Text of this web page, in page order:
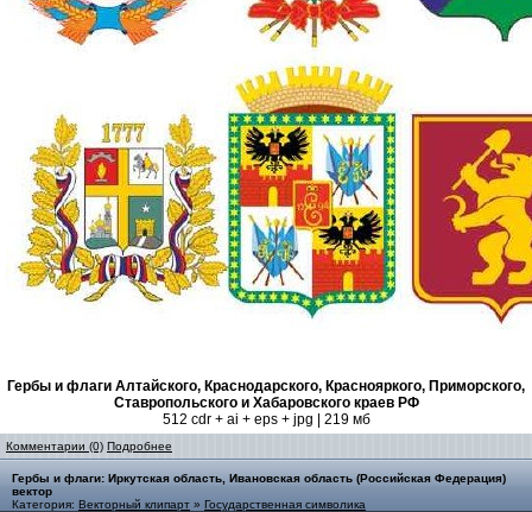
Гербы и флаги Алтайского, Краснодарского, Краснояркого, Приморского,
Ставропольского и Хабаровского краев РФ
512 cdr + ai + eps + jpg | 219 мб
Комментарии (0) Подробнее
Гербы и флаги: Иркутская область, Ивановская область (Российская Федерация)
вектор
Категория: Векторный клипарт » Государственная символика